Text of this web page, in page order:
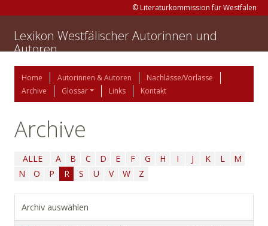
© Literaturkommission für Westfalen
Lexikon Westfälischer Autorinnen und
Autoren
Home Autorinnen & Autoren
Nachlässe/Vorlässe
Archive
Glossar Links Kontakt
Archive
ALLE A B C D E F G H I J K L
M
N
O P R S U V W Z
Archiv auswählen